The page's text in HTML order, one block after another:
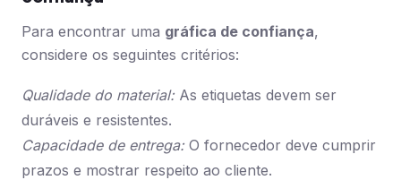
Para encontrar uma gráfica de confiança,
considere os seguintes critérios:
Qualidade do material:As etiquetas devem ser
duráveis e resistentes.
Capacidade de entrega:O fornecedor deve cumprir
prazos e mostrar respeito ao cliente.